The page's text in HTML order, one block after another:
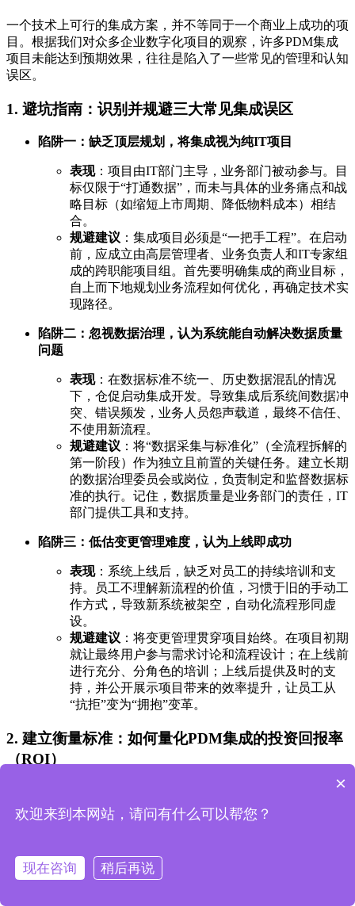
一个技术上可行的集成方案，并不等同于一个商业上成功的项
目。根据我们对众多企业数字化项目的观察，许多PDM集成
项目未能达到预期效果，往往是陷入了一些常见的管理和认知
误区。
1. 避坑指南：识别并规避三大常见集成误区
陷阱一：缺乏顶层规划，将集成视为纯IT项目
表现：项目由IT部门主导，业务部门被动参与。目
标仅限于“打通数据”，而未与具体的业务痛点和战
略目标（如缩短上市周期、降低物料成本）相结
合。
规避建议 ：集成项目必须是“一把手工程”。在启动
前，应成立由高层管理者、业务负责人和IT专家组
成的跨职能项目组。首先要明确集成的商业目标，
自上而下地规划业务流程如何优化，再确定技术实
现路径。
陷阱二：忽视数据治理，认为系统能自动解决数据质量
问题
表现：在数据标准不统一、历史数据混乱的情况
下，仓促启动集成开发。导致集成后系统间数据冲
突、错误频发，业务人员怨声载道，最终不信任、
不使用新流程。
规避建议 ：将“数据采集与标准化”（全流程拆解的
第一阶段）作为独立且前置的关键任务。建立长期
的数据治理委员会或岗位，负责制定和监督数据标
准的执行。记住，数据质量是业务部门的责任，IT
部门提供工具和支持。
陷阱三：低估变更管理难度，认为上线即成功
表现：系统上线后，缺乏对员工的持续培训和支
持。员工不理解新流程的价值，习惯于旧的手动工
作方式，导致新系统被架空，自动化流程形同虚
设。
规避建议 ：将变更管理贯穿项目始终。在项目初期
就让最终用户参与需求讨论和流程设计；在上线前
进行充分、分角色的培训；上线后提供及时的支
持，并公开展示项目带来的效率提升，让员工从
“抗拒”变为“拥抱”变革。
2. 建立衡量标准：如何量化PDM集成的投资回报率
（ROI）
向管理层清晰地展示项目价值，是获取持续支持和资源投入的
关键。PDM集成的ROI不应只停留在模糊的“效率提升”上，而
应通过具体、可量化的指标来衡量。以下是一个计算ROI的参
ROI = (项目收益 - 项目成本) / 项目成本 × 100%
×
欢迎来到本网站，请问有什么可以帮您？
现在咨询 稍后再说